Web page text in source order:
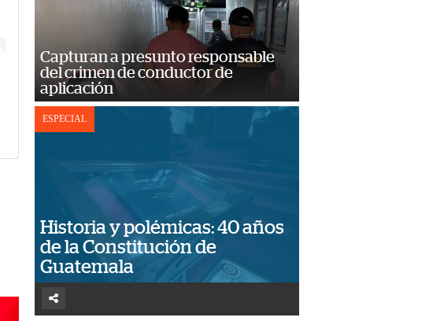
Capturan a presunto responsable
del crimen de conductor de
aplicación
ESPECIAL
Historia y polémicas: 40 años
de la Constitución de
Guatemala